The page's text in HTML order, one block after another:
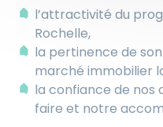
l’attractivité du
Rochelle,
la pertinence de
marché immobilier
la confiance de nos
faire et notre